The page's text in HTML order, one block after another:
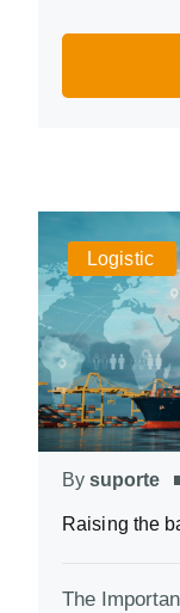
Logistic
By suporte
Raising the
The